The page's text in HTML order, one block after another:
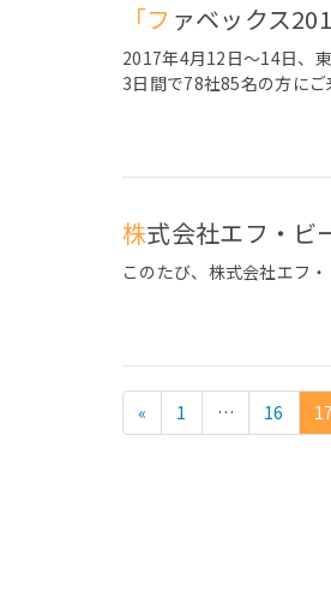
「ファベック
2017年4月12日～14日、
3日間で78社85名の方にご
株式会社エフ・
このたび、株式会社エフ
« 1 … 16 17